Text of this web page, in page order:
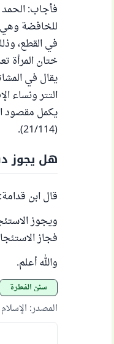
فأجاب: الحمد
للخافضة وهي
في القطع،
ختان المرأة
يقال في
التتر ونساء
يكمل مقصود
(21/114).
هل يجوز
قال ابن قدامة:
ويجوز
فجاز الاستئجار
والله أعلم.
سنن الفطرة
المصدر: